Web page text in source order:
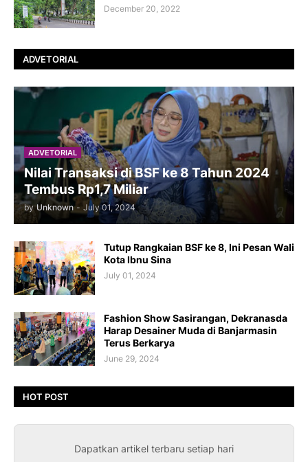
December 20, 2022
ADVETORIAL
ADVETORIAL
Nilai Transaksi di BSF ke 8 Tahun 2024
Tembus Rp1,7 Miliar
by Unknown - July 01, 2024
Tutup Rangkaian BSF ke 8, Ini Pesan Wali
Kota Ibnu Sina
July 01, 2024
Fashion Show Sasirangan, Dekranasda
Harap Desainer Muda di Banjarmasin
Terus Berkarya
June 29, 2024
HOT POST
Dapatkan artikel terbaru setiap hari